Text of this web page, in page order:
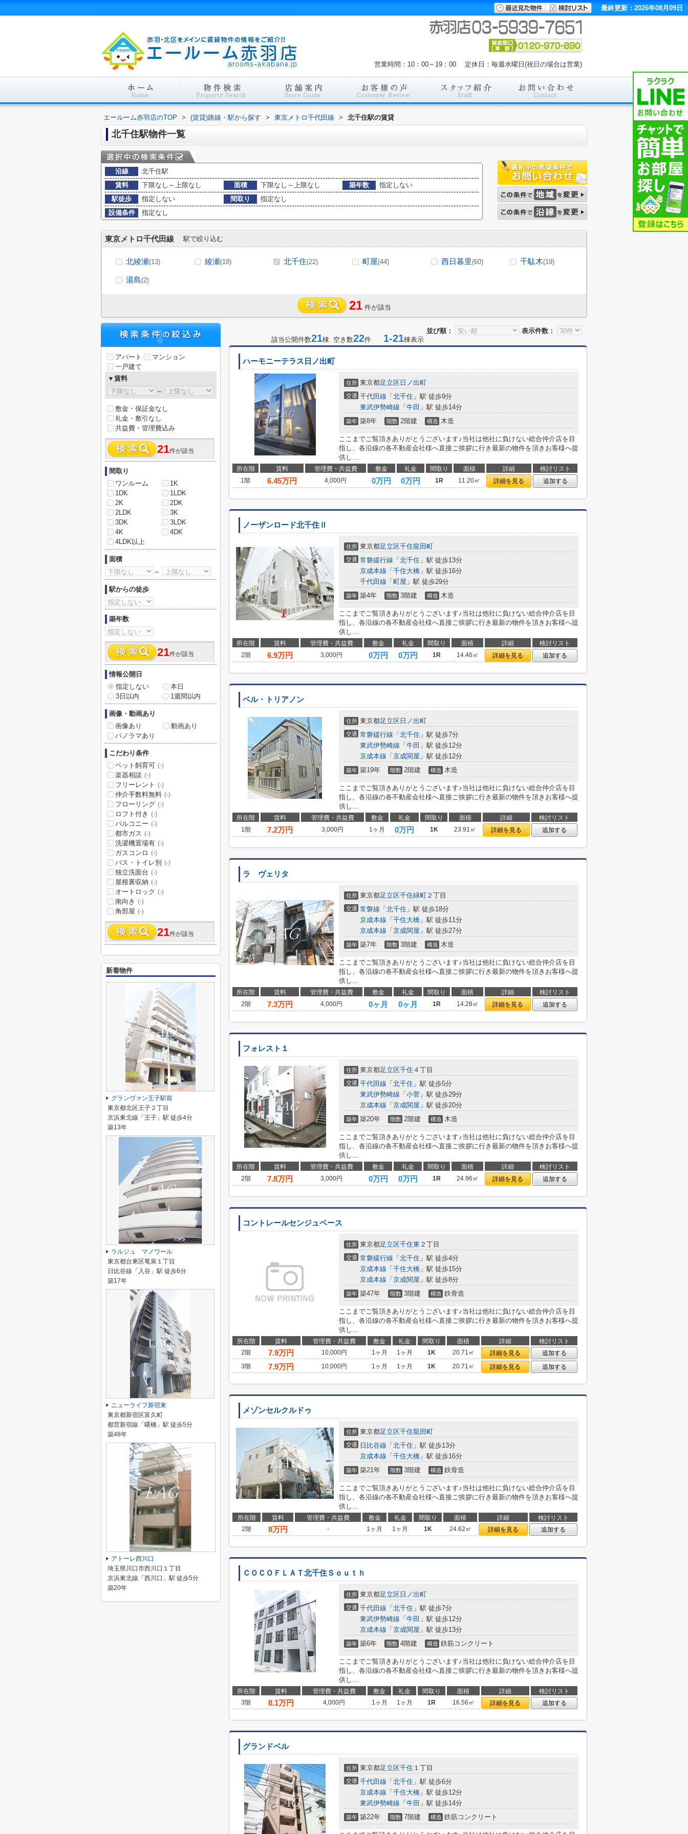
最終更新：2026年08月09日
営業時間：10：00～19：00 定休日：毎週水曜日(祝日の場合は営業)
エールーム赤羽店のTOP > (賃貸)路線・駅から探す > 東京メトロ千代田線 > 北千住駅の賃貸
北千住駅物件一覧
沿線
北千住駅
賃料
下限なし～上限なし 面積 下限なし～上限なし 築年数
指定しない
駅徒歩
指定しない 間取り
指定なし
設備条件
指定なし
東京メトロ千代田線 駅で絞り込む
北綾瀬(13) 綾瀬(18) 北千住(22) 町屋(44) 西日暮里(60) 千駄木(19)
湯島(2)
21 件が該当
並び順：
表示件数：
該当公開件数21棟 空き数22件 1-21棟表示
ハーモニーテラス日ノ出町
住所 東京都足立区 日ノ出町
交通 千代田線 「 北千住 」駅 徒歩9分
東武伊勢崎線 「 牛田 」駅 徒歩14分
築年 築8年 階数 2階建 構造 木造
ここまでご覧頂きありがとうございます♪当社は他社に負けない総合仲介店を目
指し、各沿線の各不動産会社様へ直接ご挨拶に行き最新の物件を頂きお客様へ提
供し...
所在階 賃料 管理費・共益費 敷金 礼金 間取り 面積 詳細
検討リスト
1階
6.45万円 4,000円 0万円 0万円 1R 11.20㎡ 詳細を見る 追加する
ノーザンロード北千住Ⅱ
住所 東京都足立区千住龍田町
交通 常磐緩行線 「 北千住 」駅 徒歩13分
京成本線 「 千住大橋 」駅 徒歩16分
千代田線 「 町屋 」駅 徒歩29分
築年 築4年 階数 3階建 構造 木造
ここまでご覧頂きありがとうございます♪当社は他社に負けない総合仲介店を目
指し、各沿線の各不動産会社様へ直接ご挨拶に行き最新の物件を頂きお客様へ提
供し...
所在階 賃料 管理費・共益費 敷金 礼金 間取り 面積 詳細
検討リスト
2階
6.9万円 3,000円 0万円 0万円 1R 14.46㎡ 詳細を見る 追加する
ベル・トリアノン
住所 東京都足立区 日ノ出町
交通 常磐緩行線 「 北千住 」駅 徒歩7分
東武伊勢崎線 「 牛田 」駅 徒歩12分
京成本線 「 京成関屋 」駅 徒歩12分
築年 築19年 階数 2階建 構造 木造
ここまでご覧頂きありがとうございます♪当社は他社に負けない総合仲介店を目
指し、各沿線の各不動産会社様へ直接ご挨拶に行き最新の物件を頂きお客様へ提
供し...
所在階 賃料 管理費・共益費 敷金 礼金 間取り 面積 詳細
検討リスト
1階
7.2万円 3,000円 1ヶ月 0万円 1K 23.91㎡ 詳細を見る 追加する
ラ ヴェリタ
住所 東京都足立区千住緑町 ２丁目
交通 常磐線 「 北千住 」駅 徒歩18分
京成本線 「 千住大橋 」駅 徒歩11分
京成本線 「 京成関屋 」駅 徒歩27分
築年 築7年 階数 3階建 構造 木造
ここまでご覧頂きありがとうございます♪当社は他社に負けない総合仲介店を目
指し、各沿線の各不動産会社様へ直接ご挨拶に行き最新の物件を頂きお客様へ提
供し...
所在階 賃料 管理費・共益費 敷金 礼金 間取り 面積 詳細
検討リスト
2階
7.3万円 4,000円 0ヶ月 0ヶ月 1R 14.28㎡ 詳細を見る 追加する
フォレスト１
住所 東京都足立区千住 ４丁目
交通 千代田線 「 北千住 」駅 徒歩5分
東武伊勢崎線 「 小菅 」駅 徒歩29分
京成本線 「 京成関屋 」駅 徒歩20分
築年 築20年 階数 2階建 構造 木造
ここまでご覧頂きありがとうございます♪当社は他社に負けない総合仲介店を目
指し、各沿線の各不動産会社様へ直接ご挨拶に行き最新の物件を頂きお客様へ提
供し...
所在階 賃料 管理費・共益費 敷金 礼金 間取り 面積 詳細
検討リスト
2階
7.8万円 3,000円 0万円 0万円 1R 24.96㎡ 詳細を見る 追加する
コントレールセンジュベース
住所 東京都足立区千住東 ２丁目
交通 常磐緩行線 「 北千住 」駅 徒歩4分
京成本線 「 千住大橋 」駅 徒歩15分
京成本線 「 京成関屋 」駅 徒歩8分
築年 築47年 階数 3階建 構造 鉄骨造
ここまでご覧頂きありがとうございます♪当社は他社に負けない総合仲介店を目
指し、各沿線の各不動産会社様へ直接ご挨拶に行き最新の物件を頂きお客様へ提
供し...
所在階 賃料 管理費・共益費 敷金 礼金 間取り 面積 詳細
検討リスト
2階
7.9万円 10,000円 1ヶ月 1ヶ月 1K 20.71㎡ 詳細を見る
追加する
3階
7.9万円 10,000円 1ヶ月 1ヶ月 1K 20.71㎡ 詳細を見る 追加する
メゾンセルクルドゥ
住所 東京都足立区千住龍田町
交通 日比谷線 「 北千住 」駅 徒歩13分
京成本線 「 千住大橋 」駅 徒歩16分
築年 築21年 階数 3階建 構造 鉄骨造
ここまでご覧頂きありがとうございます♪当社は他社に負けない総合仲介店を目
指し、各沿線の各不動産会社様へ直接ご挨拶に行き最新の物件を頂きお客様へ提
供し...
所在階 賃料 管理費・共益費 敷金 礼金 間取り 面積 詳細
検討リスト
2階
8万円 - 1ヶ月 1ヶ月 1K 24.62㎡ 詳細を見る 追加する
ＣＯＣＯＦＬＡＴ北千住Ｓｏｕｔｈ
住所 東京都足立区 日ノ出町
交通 千代田線 「 北千住 」駅 徒歩7分
東武伊勢崎線 「 牛田 」駅 徒歩12分
京成本線 「 京成関屋 」駅 徒歩13分
築年 築6年 階数 4階建 構造 鉄筋コンクリート
ここまでご覧頂きありがとうございます♪当社は他社に負けない総合仲介店を目
指し、各沿線の各不動産会社様へ直接ご挨拶に行き最新の物件を頂きお客様へ提
供し...
所在階 賃料 管理費・共益費 敷金 礼金 間取り 面積 詳細
検討リスト
3階
8.1万円 4,000円 1ヶ月 1ヶ月 1R 16.56㎡ 詳細を見る 追加する
グランドベル
住所 東京都足立区千住 １丁目
交通 千代田線 「 北千住 」駅 徒歩6分
京成本線 「 千住大橋 」駅 徒歩12分
東武伊勢崎線 「 牛田 」駅 徒歩14分
築年 築22年 階数 7階建 構造 鉄筋コンクリート
アパート
マンション
一戸建て
▼賃料
～
敷金・保証金なし
礼金・敷引なし
共益費・管理費込み
21件が該当
間取り
ワンルーム
1K
1DK
1LDK
2K
2DK
2LDK
3K
3DK
3LDK
4K
4DK
4LDK以上
面積
～
駅からの徒歩
築年数
21件が該当
情報公開日
指定しない
本日
3日以内
1週間以内
画像・動画あり
画像あり
動画あり
パノラマあり
こだわり条件
ペット飼育可 (-)
楽器相談 (-)
フリーレント (-)
仲介手数料無料 (-)
フローリング (-)
ロフト付き (-)
バルコニー (-)
都市ガス (-)
洗濯機置場有 (-)
ガスコンロ (-)
バス・トイレ別 (-)
独立洗面台 (-)
屋根裏収納 (-)
オートロック (-)
南向き (-)
角部屋 (-)
21件が該当
新着物件
グランヴァン王子駅前
東京都北区王子２丁目
京浜東北線「王子」駅 徒歩4分
築13年
ラルジュ マノワール
東京都台東区竜泉１丁目
日比谷線「入谷」駅 徒歩6分
築17年
ニューライフ新宿東
東京都新宿区富久町
都営新宿線「曙橋」駅 徒歩5分
築48年
アトーレ西川口
埼玉県川口市西川口１丁目
京浜東北線「西川口」駅 徒歩5分
築20年